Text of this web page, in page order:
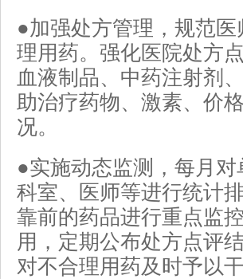
●加强处方管理，规范
理用药。强化医院处方
血液制品、中药注射剂
助治疗药物、激素、价
况。
●实施动态监测，每月
科室、医师等进行统计
靠前的药品进行重点监
用，定期公布处方点评
对不合理用药及时予以